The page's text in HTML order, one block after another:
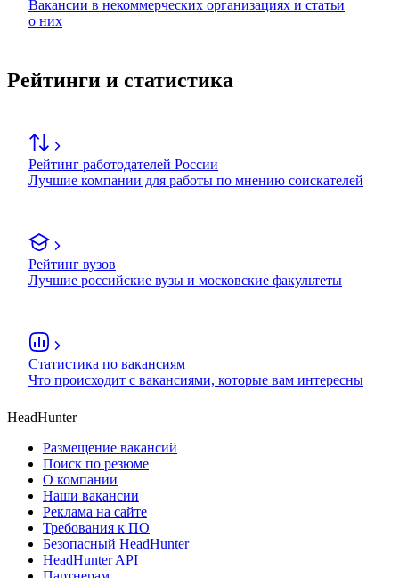
Вакансии в некоммерческих организациях и статьи
о них
Рейтинги и статистика
Рейтинг работодателей России
Лучшие компании для работы по мнению соискателей
Рейтинг вузов
Лучшие российские вузы и московские факультеты
Статистика по вакансиям
Что происходит с вакансиями, которые вам интересны
HeadHunter
Размещение вакансий
Поиск по резюме
О компании
Наши вакансии
Реклама на сайте
Требования к ПО
Безопасный HeadHunter
HeadHunter API